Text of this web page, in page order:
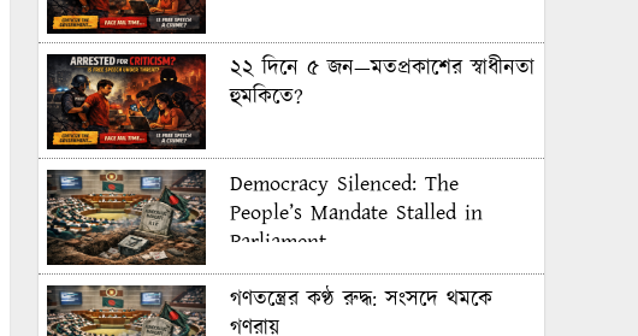
২২ দিনে ৫ জন—মতপ্রকাশের স্বাধীনতা
হুমকিতে?
Democracy Silenced: The
People’s Mandate Stalled in
Parliament
গণতন্ত্রের কণ্ঠ রুদ্ধ: সংসদে থমকে
গণরায়